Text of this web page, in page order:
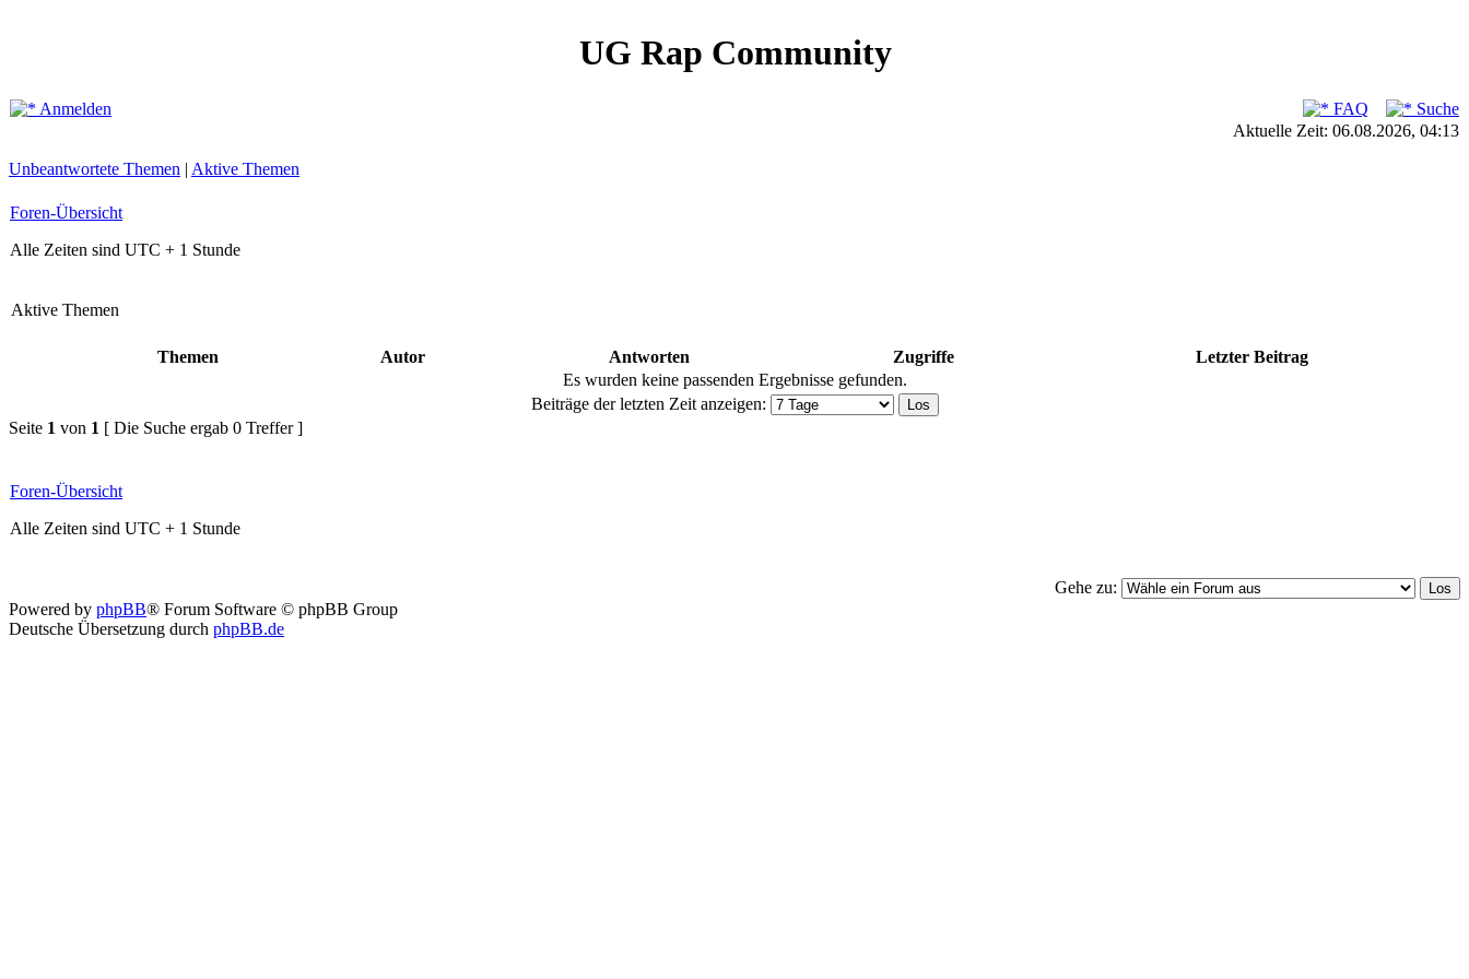
UG Rap Community
Anmelden FAQ
Suche
Aktuelle Zeit: 06.08.2026, 04:13
Unbeantwortete Themen | Aktive Themen
Foren-Übersicht
Alle Zeiten sind UTC + 1 Stunde
Aktive Themen
Themen Autor Antworten Zugriffe
Letzter Beitrag
Es wurden keine passenden Ergebnisse gefunden.
Beiträge der letzten Zeit anzeigen:
Seite 1 von 1 [ Die Suche ergab 0 Treffer ]
Foren-Übersicht
Alle Zeiten sind UTC + 1 Stunde
Gehe zu:
Powered by phpBB® Forum Software © phpBB Group
Deutsche Übersetzung durch phpBB.de